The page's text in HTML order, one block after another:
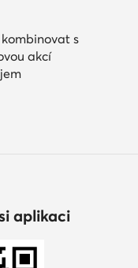
s
akcí
aplikaci